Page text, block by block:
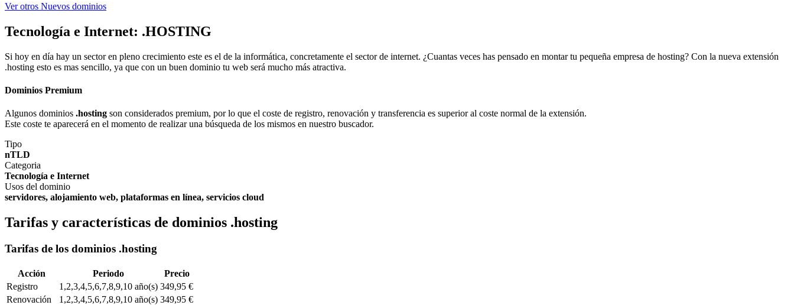
Ver otros Nuevos dominios
Tecnología e Internet: .HOSTING
Si hoy en día hay un sector en pleno crecimiento este es el de la informática, concretamente el sector de internet. ¿Cuantas veces has pensado en montar tu pequeña empresa de hosting? Con la nueva extensión
.hosting esto es mas sencillo, ya que con un buen dominio tu web será mucho más atractiva.
Dominios Premium
Algunos dominios .hosting son considerados premium, por lo que el coste de registro, renovación y transferencia es superior al coste normal de la extensión.
Este coste te aparecerá en el momento de realizar una búsqueda de los mismos en nuestro buscador.
Tipo
nTLD
Categoria
Tecnología e Internet
Usos del dominio
servidores, alojamiento web, plataformas en línea, servicios cloud
Tarifas y características de dominios .hosting
Tarifas de los dominios .hosting
Acción Periodo
Precio
Registro
1,2,3,4,5,6,7,8,9,10 año(s) 349,95 €
Renovación
1,2,3,4,5,6,7,8,9,10 año(s) 349,95 €